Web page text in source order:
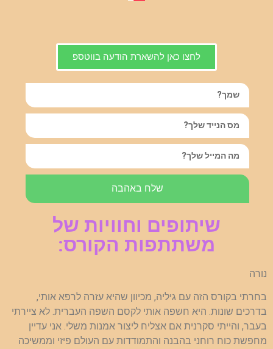
לחצו כאן להשארת הודעה בווטספ
שלח באהבה
שיתופים וחוויות של
משתתפות הקורס:
נורה
בחרתי בקורס הזה עם גיליה, מכיוון שהיא עזרה לרפא אותי,
בדרכים שונות. היא חשפה אותי לקסם השפה העברית. לא ציירתי
בעבר, והייתי סקרנית אם אצליח ליצור אמנות משלי. אני עדיין
מחפשת כוח רוחני בהבנה והתמודדות עם העולם פיזי וממשיכה